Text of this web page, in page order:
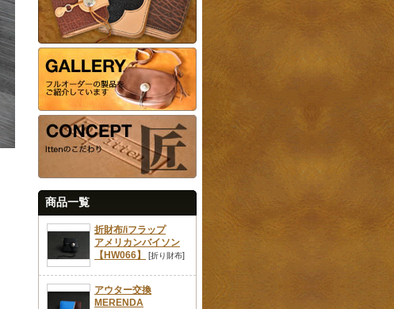
商品一覧
折財布/iフラップ
アメリカンバイソン
【HW066】
[折り財布]
アウター交換
MERENDA